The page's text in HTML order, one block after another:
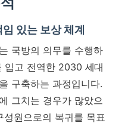
있는 보상 체계
국방의 의무를 수행하
입고 전역한 2030 세대
구축하는 과정입니다.
그치는 경우가 많았으
원으로의 복귀를 목표